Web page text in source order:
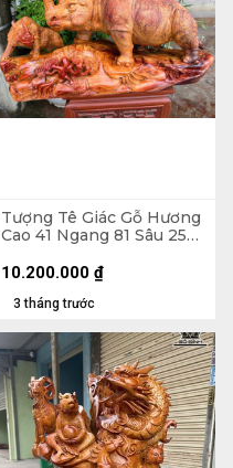
Tượng Tê Giác Gỗ Hương
Cao 41 Ngang 81 Sâu 25
3 tháng trước
10.200.000 ₫